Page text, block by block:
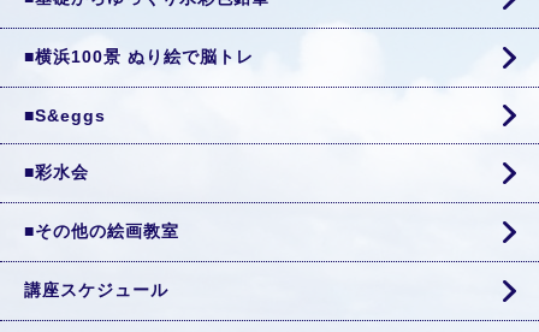
■横浜100景 ぬり絵で脳トレ
■S&eggs
■彩水会
■その他の絵画教室
講座スケジュール